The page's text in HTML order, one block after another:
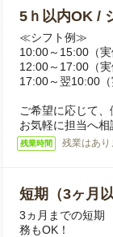
5ｈ以内OK /
≪シフト例≫
10:00～15:00（実
12:00～17:00（実
17:00～翌10:00
ご希望に応じて、
お気軽に担当へ相
残業時間 残業はあり
短期（3ヶ月以
3ヵ月までの短
務もOK！